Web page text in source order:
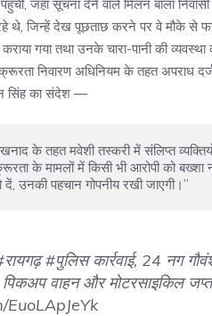
जहां सूचना देने वाले मिलन बाला
थे, जिन्हें देख पूछताछ करने पर वे मौके से
गया तथा उनके चारा-पानी की
निवारण अधिनियम के तहत अपराध
सिंह का संदेश —
के मामलों में किसी भी आरोपी को बख्शा
उनकी पहचान गोपनीय रखी जाएगी।”
#पुलिसकार्रवाई, 24 नग
वाहन और मोटरसाइकिल